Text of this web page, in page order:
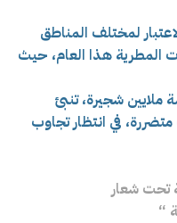
لمختلف المناطق
المطرية هذا العام، حيث
شجيرة، تنبئ
في انتظار تجاوب
تحت شعار
“